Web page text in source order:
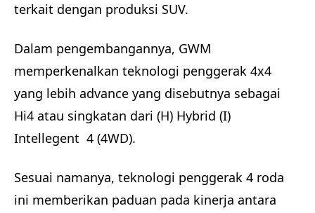
terkait dengan produksi SUV.
Dalam pengembangannya, GWM
memperkenalkan teknologi penggerak 4x4
yang lebih advance yang disebutnya sebagai
Hi4 atau singkatan dari (H) Hybrid (I)
Intellegent 4 (4WD).
Sesuai namanya, teknologi penggerak 4 roda
ini memberikan paduan pada kinerja antara